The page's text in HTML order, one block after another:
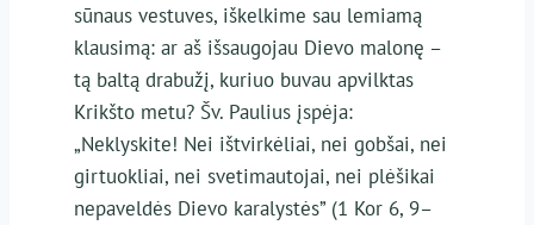
sūnaus vestuves, iškelkime sau lemiamą
klausimą: ar aš išsaugojau Dievo malonę –
tą baltą drabužį, kuriuo buvau apvilktas
Krikšto metu? Šv. Paulius įspėja:
„Neklyskite! Nei ištvirkėliai, nei gobšai, nei
girtuokliai, nei svetimautojai, nei plėšikai
nepaveldės Dievo karalystės” (1 Kor 6, 9–